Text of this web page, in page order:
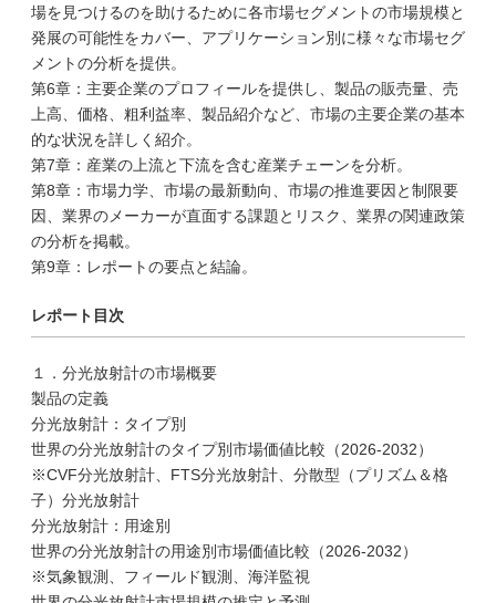
場を見つけるのを助けるために各市場セグメントの市場規模と
発展の可能性をカバー、アプリケーション別に様々な市場セグ
メントの分析を提供。
第6章：主要企業のプロフィールを提供し、製品の販売量、売
上高、価格、粗利益率、製品紹介など、市場の主要企業の基本
的な状況を詳しく紹介。
第7章：産業の上流と下流を含む産業チェーンを分析。
第8章：市場力学、市場の最新動向、市場の推進要因と制限要
因、業界のメーカーが直面する課題とリスク、業界の関連政策
の分析を掲載。
第9章：レポートの要点と結論。
レポート目次
１．分光放射計の市場概要
製品の定義
分光放射計：タイプ別
世界の分光放射計のタイプ別市場価値比較（2026-2032）
※CVF分光放射計、FTS分光放射計、分散型（プリズム＆格
子）分光放射計
分光放射計：用途別
世界の分光放射計の用途別市場価値比較（2026-2032）
※気象観測、フィールド観測、海洋監視